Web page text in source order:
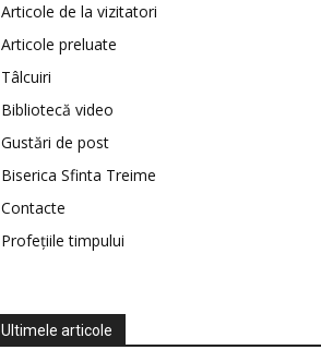
Articole de la vizitatori
Articole preluate
Tâlcuiri
Bibliotecă video
Gustări de post
Biserica Sfinta Treime
Contacte
Profețiile timpului
Ultimele articole